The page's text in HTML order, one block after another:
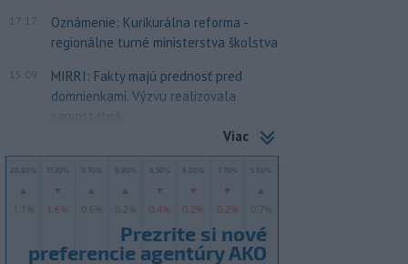
17:17
Oznámenie: Kurikurálna reforma -
regionálne turné ministerstva školstva
15:09
MIRRI: Fakty majú prednosť pred
domnienkami. Výzvu realizovala
samostatná...
Viac